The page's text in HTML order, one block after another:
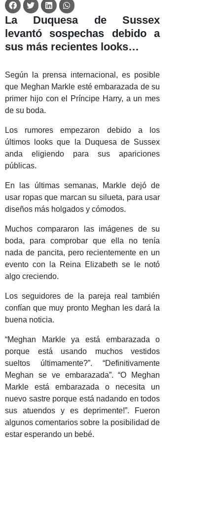
La Duquesa de Sussex
levantó sospechas debido a
sus más recientes looks…
Según la prensa internacional, es posible
que Meghan Markle esté embarazada de su
primer hijo con el Príncipe Harry, a un mes
de su boda.
Los rumores empezaron debido a los
últimos looks que la Duquesa de Sussex
anda eligiendo para sus apariciones
públicas.
En las últimas semanas, Markle dejó de
usar ropas que marcan su silueta, para usar
diseños más holgados y cómodos.
Muchos compararon las imágenes de su
boda, para comprobar que ella no tenía
nada de pancita, pero recientemente en un
evento con la Reina Elizabeth se le notó
algo creciendo.
Los seguidores de la pareja real también
confían que muy pronto Meghan les dará la
buena noticia.
“Meghan Markle ya está embarazada o
porque está usando muchos vestidos
sueltos últimamente?”. “Definitivamente
Meghan se ve embarazada”. “O Meghan
Markle está embarazada o necesita un
nuevo sastre porque está nadando en todos
sus atuendos y es deprimente!”. Fueron
algunos comentarios sobre la posibilidad de
estar esperando un bebé.